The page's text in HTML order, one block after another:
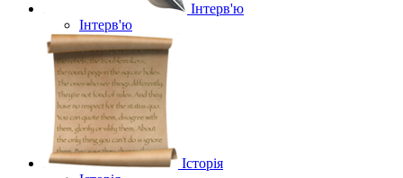
Інтерв'ю
Інтерв'ю
Історія